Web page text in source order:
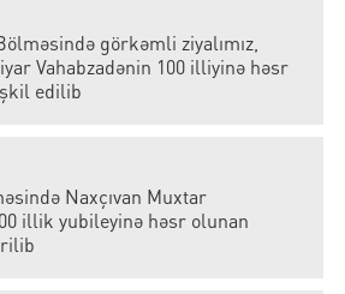
görkəmli ziyalımız,
Vahabzadənin 100 illiyinə həsr
edilib
Naxçıvan Muxtar
illik yubileyinə həsr olunan